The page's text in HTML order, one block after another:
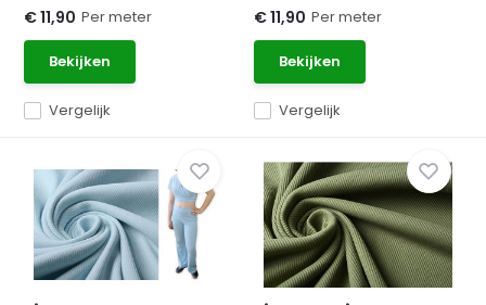
Vergelijk
€ 11,90 Per meter
Bekijken
Vergelijk
€ 11,90 Per meter
Bekijken